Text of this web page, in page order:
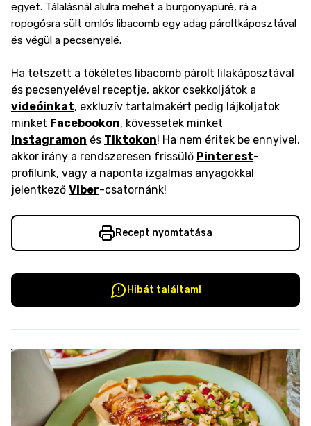
egyet. Tálalásnál alulra mehet a burgonyapüré, rá a
ropogósra sült omlós libacomb egy adag pároltkáposztával
és végül a pecsenyelé.
Ha tetszett a tökéletes libacomb párolt lilakáposztával
és pecsenyelével receptje, akkor csekkoljátok a
videóinkat, exkluzív tartalmakért pedig lájkoljatok
minket Facebookon, kövessetek minket
Instagramon és Tiktokon! Ha nem éritek be ennyivel,
akkor irány a rendszeresen frissülő Pinterest-
profilunk, vagy a naponta izgalmas anyagokkal
jelentkező Viber-csatornánk!
Recept nyomtatása
Hibát találtam!